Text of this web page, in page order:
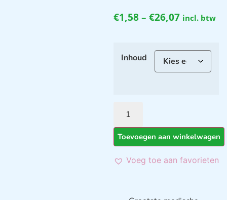
€1,58– €26,07 incl. btw
Inhoud
Toevoegen aan winkelwagen
Voeg toe aan favorieten